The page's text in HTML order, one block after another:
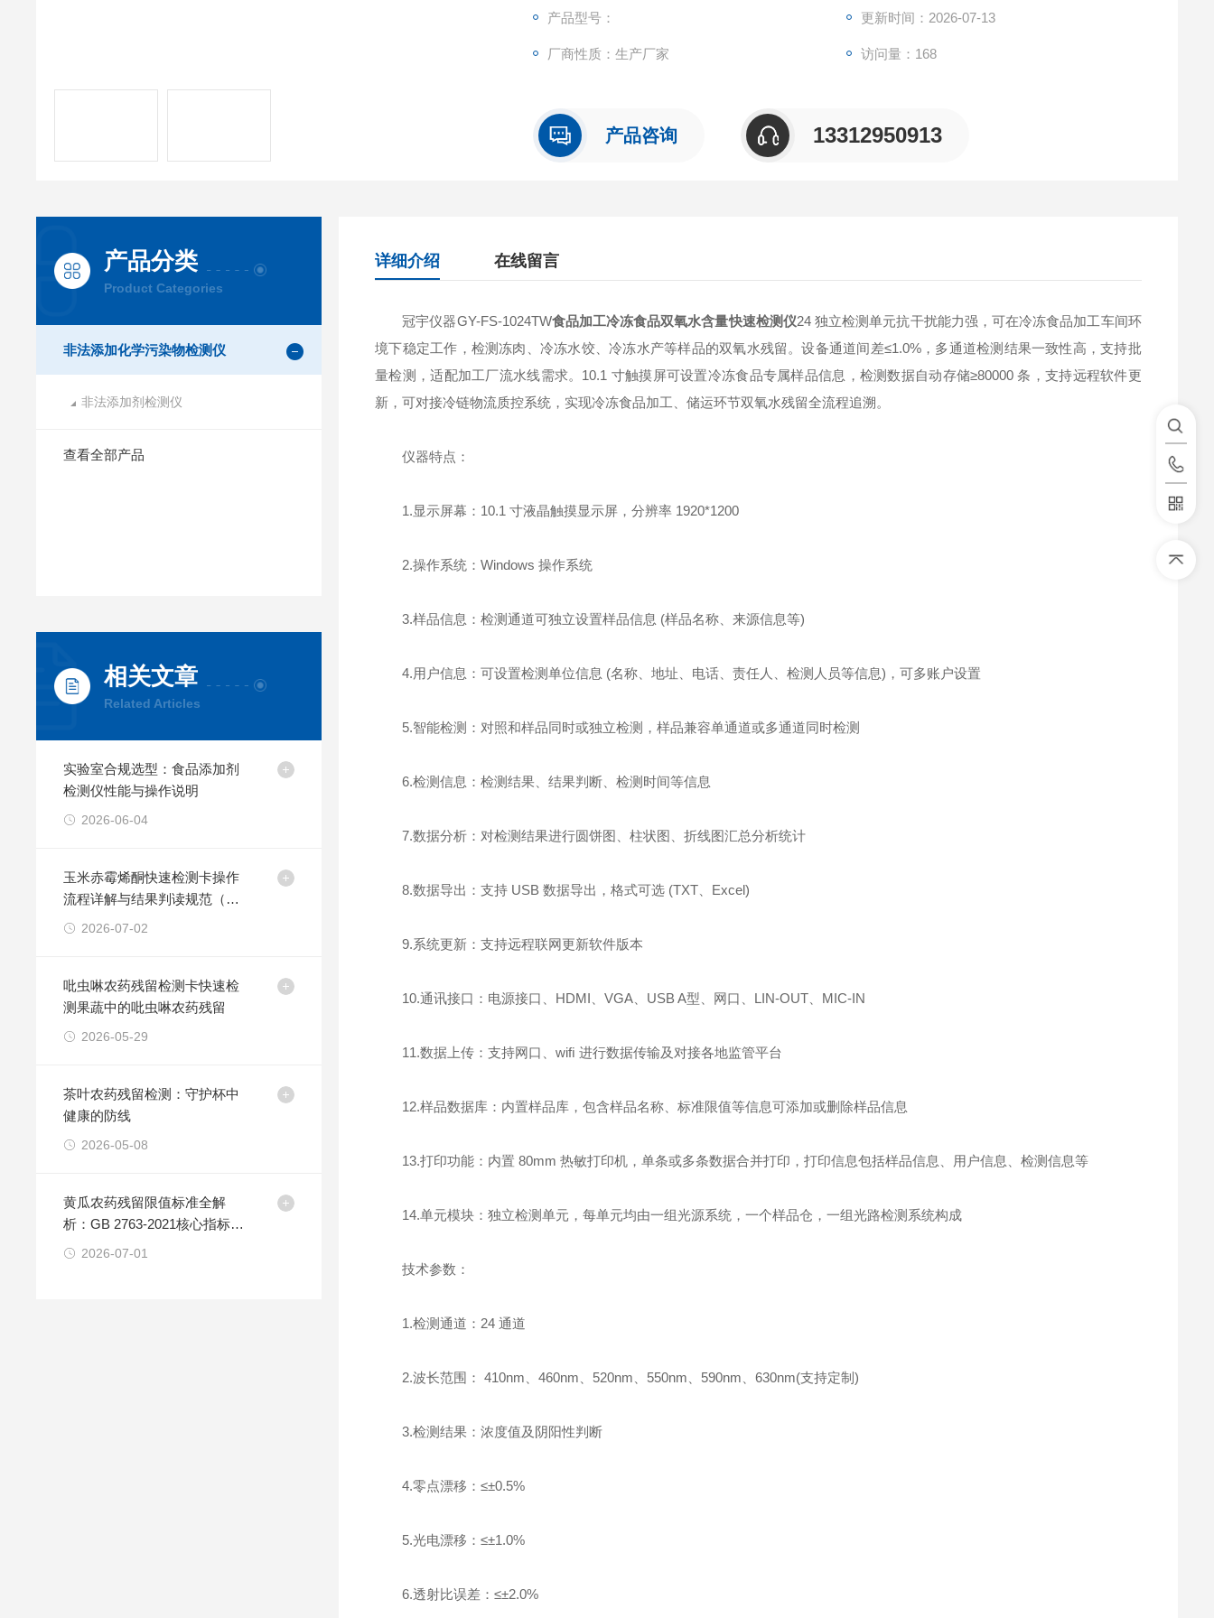
质控系统。
产品型号： 更新时间：2026-07-13
厂商性质：生产厂家 访问量：168
产品咨询 13312950913
产品分类
Product Categories
非法添加化学污染物检测仪
非法添加剂检测仪
查看全部产品
相关文章
Related Articles
实验室合规选型：食品添加剂
检测仪性能与操作说明
2026-06-04
玉米赤霉烯酮快速检测卡操作
流程详解与结果判读规范（夏
粮收购必读）
2026-07-02
吡虫啉农药残留检测卡快速检
测果蔬中的吡虫啉农药残留
2026-05-29
茶叶农药残留检测：守护杯中
健康的防线
2026-05-08
黄瓜农药残留限值标准全解
析：GB 2763-2021核心指标与
快速检测技术匹配指南
2026-07-01
详细介绍 在线留言
冠宇仪器GY-FS-1024TW食品加工冷冻食品双氧水含量快速检测仪24 独立检测单元抗干扰能力强，可在冷冻食品加工车间环
境下稳定工作，检测冻肉、冷冻水饺、冷冻水产等样品的双氧水残留。设备通道间差≤1.0%，多通道检测结果一致性高，支持批
量检测，适配加工厂流水线需求。10.1 寸触摸屏可设置冷冻食品专属样品信息，检测数据自动存储≥80000 条，支持远程软件更
新，可对接冷链物流质控系统，实现冷冻食品加工、储运环节双氧水残留全流程追溯。
仪器特点：
1.显示屏幕：10.1 寸液晶触摸显示屏，分辨率 1920*1200
2.操作系统：Windows 操作系统
3.样品信息：检测通道可独立设置样品信息 (样品名称、来源信息等)
4.用户信息：可设置检测单位信息 (名称、地址、电话、责任人、检测人员等信息)，可多账户设置
5.智能检测：对照和样品同时或独立检测，样品兼容单通道或多通道同时检测
6.检测信息：检测结果、结果判断、检测时间等信息
7.数据分析：对检测结果进行圆饼图、柱状图、折线图汇总分析统计
8.数据导出：支持 USB 数据导出，格式可选 (TXT、Excel)
9.系统更新：支持远程联网更新软件版本
10.通讯接口：电源接口、HDMI、VGA、USB A型、网口、LIN-OUT、MIC-IN
11.数据上传：支持网口、wiﬁ 进行数据传输及对接各地监管平台
12.样品数据库：内置样品库，包含样品名称、标准限值等信息可添加或删除样品信息
13.打印功能：内置 80mm 热敏打印机，单条或多条数据合并打印，打印信息包括样品信息、用户信息、检测信息等
14.单元模块：独立检测单元，每单元均由一组光源系统，一个样品仓，一组光路检测系统构成
技术参数：
1.检测通道：24 通道
2.波长范围： 410nm、460nm、520nm、550nm、590nm、630nm(支持定制)
3.检测结果：浓度值及阴阳性判断
4.零点漂移：≤±0.5%
5.光电漂移：≤±1.0%
6.透射比误差：≤±2.0%